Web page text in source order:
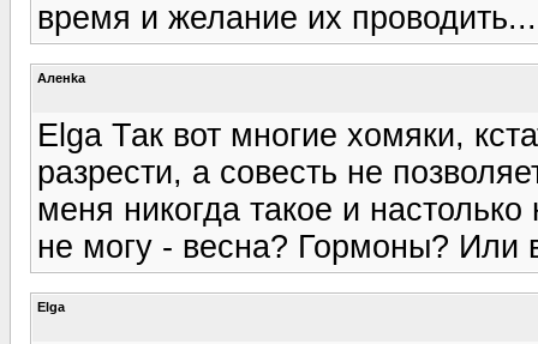
время и желание их проводить...
Аленka
Elga Так вот многие хомяки,
разрести, а совесть не
меня никогда такое и
не могу - весна? Гормоны? Или
Elga